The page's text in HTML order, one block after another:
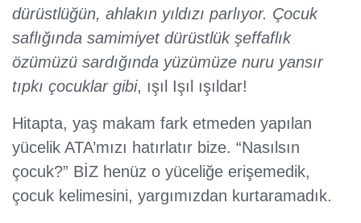
dürüstlüğün, ahlakın yıldızı parlıyor. Çocuk
saflığında samimiyet dürüstlük şeffaflık
özümüzü sardığında yüzümüze nuru yansır
tıpkı çocuklar gibi, ışıl Işıl ışıldar!
Hitapta, yaş makam fark etmeden yapılan
yücelik ATA’mızı hatırlatır bize. “Nasılsın
çocuk?” BİZ henüz o yüceliğe erişemedik,
çocuk kelimesini, yargımızdan kurtaramadık.